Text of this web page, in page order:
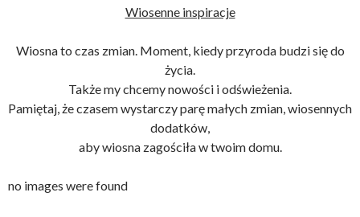
Wiosenne inspiracje
Wiosna to czas zmian. Moment, kiedy przyroda budzi się do
życia.
Także my chcemy nowości i odświeżenia.
Pamiętaj, że czasem wystarczy parę małych zmian, wiosennych
dodatków,
aby wiosna zagościła w twoim domu.
no images were found